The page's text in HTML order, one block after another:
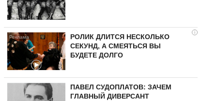
i
РОЛИК ДЛИТСЯ НЕСКОЛЬКО
СЕКУНД, А СМЕЯТЬСЯ ВЫ
БУДЕТЕ ДОЛГО
ПАВЕЛ СУДОПЛАТОВ: ЗАЧЕМ
ГЛАВНЫЙ ДИВЕРСАНТ